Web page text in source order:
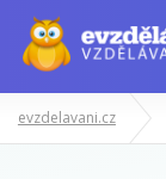
evzdelavani.cz